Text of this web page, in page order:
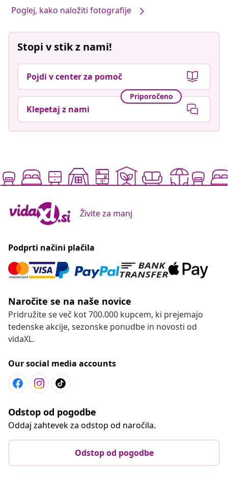
Poglej, kako naložiti fotografije
Stopi v stik z nami!
Pojdi v center za pomoč
Priporočeno
Klepetaj z nami
Živite za manj
Podprti načini plačila
Naročite se na naše novice
Pridružite se več kot 700.000 kupcem, ki prejemajo
tedenske akcije, sezonske ponudbe in novosti od
vidaXL.
Our social media accounts
Odstop od pogodbe
Oddaj zahtevek za odstop od naročila.
Odstop od pogodbe